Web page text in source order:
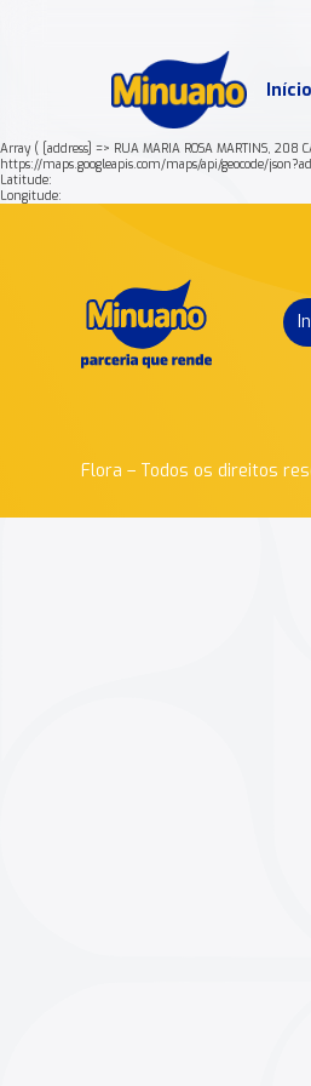
Início
Array ( [address] => RUA MARIA ROSA MARTINS, 208
https://maps.googleapis.com/maps/api/geocode/
Latitude:
Longitude:
Flora – Todos os direitos